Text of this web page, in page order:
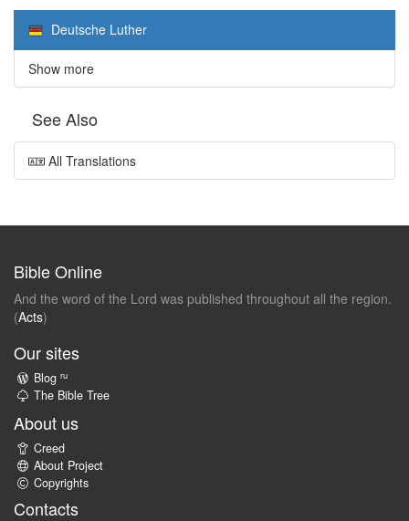
Deutsche Luther
Show more
See Also
All Translations
Bible Online
And the word of the Lord was published throughout all the region.
(Acts)
Our sites
Blog ru
The Bible Tree
About us
Creed
About Project
Copyrights
Contacts